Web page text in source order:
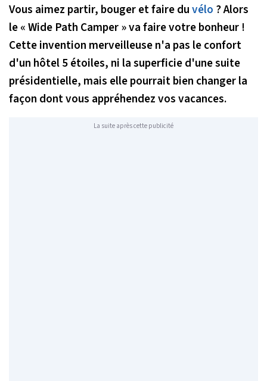
Vous aimez partir, bouger et faire duvélo ? Alors
le « Wide Path Camper » va faire votre bonheur !
Cette invention merveilleuse n'a pas le confort
d'un hôtel 5 étoiles, ni la superficie d'une suite
présidentielle, mais elle pourrait bien changer la
façon dont vous appréhendez vos vacances.
La suite après cette publicité